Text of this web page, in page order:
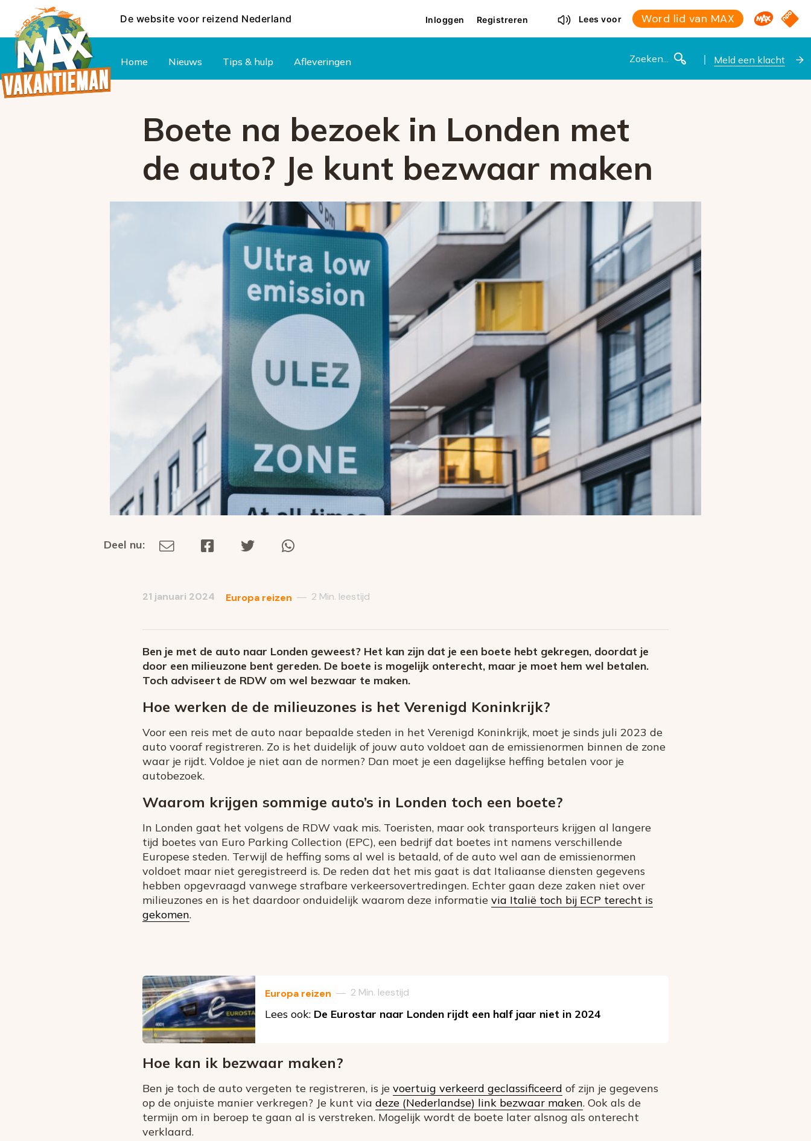
De website voor reizend Nederland Inloggen Registreren Lees voor Word lid van MAX Omroep
NPO
Home Nieuws Tips & hulp Afleveringen
Zoeken
Meld een klacht
Boete na bezoek in Londen met
de auto? Je kunt bezwaar maken
Deel
Deel nu:
mail
21 januari 2024 Europa reizen — 2 Min. leestijd
Ben je met de auto naar Londen geweest? Het kan zijn dat je een boete hebt gekregen, doordat je
door een milieuzone bent gereden. De boete is mogelijk onterecht, maar je moet hem wel betalen.
Toch adviseert de RDW om wel bezwaar te maken.
Hoe werken de de milieuzones is het Verenigd Koninkrijk?
Voor een reis met de auto naar bepaalde steden in het Verenigd Koninkrijk, moet je sinds juli 2023 de
auto vooraf registreren. Zo is het duidelijk of jouw auto voldoet aan de emissienormen binnen de zone
waar je rijdt. Voldoe je niet aan de normen? Dan moet je een dagelijkse heffing betalen voor je
autobezoek.
Waarom krijgen sommige auto’s in Londen toch een boete?
In Londen gaat het volgens de RDW vaak mis. Toeristen, maar ook transporteurs krijgen al langere
tijd boetes van Euro Parking Collection (EPC), een bedrijf dat boetes int namens verschillende
Europese steden. Terwijl de heffing soms al wel is betaald, of de auto wel aan de emissienormen
voldoet maar niet geregistreerd is. De reden dat het mis gaat is dat Italiaanse diensten gegevens
hebben opgevraagd vanwege strafbare verkeersovertredingen. Echter gaan deze zaken niet over
milieuzones en is het daardoor onduidelijk waarom deze informatie via Italië toch bij ECP terecht is
gekomen.
Europa reizen — 2 Min. leestijd
Lees ook: De Eurostar naar Londen rijdt een half jaar niet in 2024
Hoe kan ik bezwaar maken?
Ben je toch de auto vergeten te registreren, is je voertuig verkeerd geclassificeerd of zijn je gegevens
op de onjuiste manier verkregen? Je kunt via deze (Nederlandse) link bezwaar maken. Ook als de
termijn om in beroep te gaan al is verstreken. Mogelijk wordt de boete later alsnog als onterecht
verklaard.